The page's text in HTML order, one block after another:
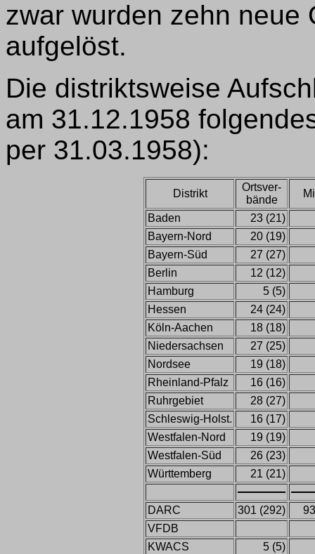
zwar wurden zehn neue
aufgelöst.
Die distriktsweise
am 31.12.1958
per 31.03.1958):
Distrikt
Ortsver-
bände
Baden
23 (21)
Bayern-Nord
20 (19)
Bayern-Süd
27 (27)
Berlin
12 (12)
Hamburg
5 (5)
Hessen
24 (24)
Köln-Aachen
18 (18)
Niedersachsen
27 (25)
Nordsee
19 (18)
Rheinland-Pfalz
16 (16)
Ruhrgebiet
28 (27)
Schleswig-Holst.
16 (17)
Westfalen-Nord
19 (19)
Westfalen-Süd
26 (23)
Württemberg
21 (21)
DARC 301 (292)
VFDB
KWACS
5 (5)